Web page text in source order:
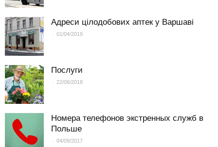
Адреси цілодобових аптек у Варшаві
- 01/04/2019
Послуги
- 22/06/2018
Номера телефонов экстренных служб в
Польше
- 04/09/2017